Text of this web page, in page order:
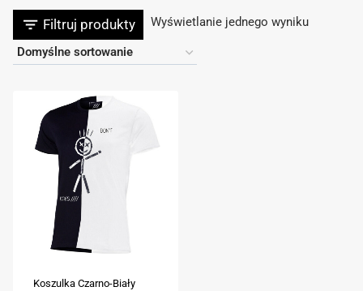
Filtruj produkty Wyświetlanie jednego wyniku
Koszulka Czarno-Biały